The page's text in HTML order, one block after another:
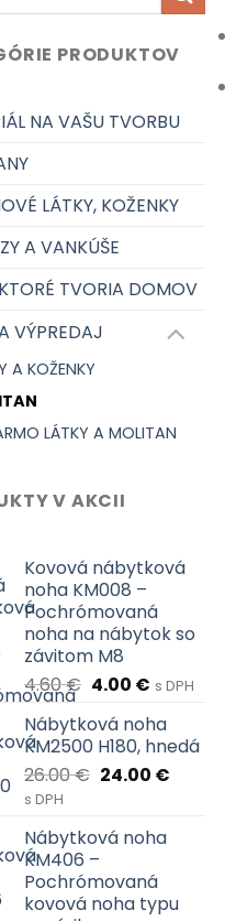
PRODUKTOV
NA VAŠU TVORBU
LÁTKY, KOŽENKY
A VANKÚŠE
TVORIA DOMOV
VÝPREDAJ
A KOŽENKY
LÁTKY A MOLITAN
V AKCII
Kovová nábytková
noha KM008 –
Pochrómovaná
noha na nábytok so
závitom M8
4.60€ Pôvodná
bola:
4.60 €.
4.00 €Aktuálna
je:
4.00 €.
s DPH
Nábytková noha
KM2500 H180, hnedá
26.00€ Pôvodná
26.00 €.
24.00 €Aktuálna
s DPH
Nábytková noha
KM406 –
Pochrómovaná
kovová noha typu